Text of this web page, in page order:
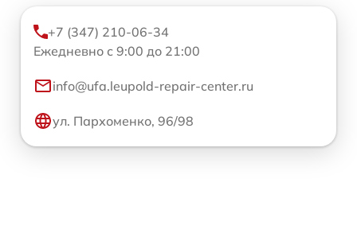
+7 (347) 210-06-34
Ежедневно с 9:00 до 21:00
info@ufa.leupold-repair-center.ru
ул. Пархоменко, 96/98